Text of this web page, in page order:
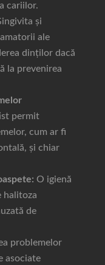
cariilor.
și
ale
dinților dacă
la prevenirea
permit
cum ar fi
și chiar
O igienă
halitoza
de
problemelor
asociate